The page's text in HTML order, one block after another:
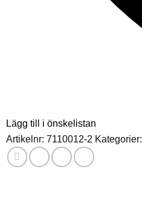
Lägg till i önskelistan
Artikelnr: 7110012-2 Kategorier: